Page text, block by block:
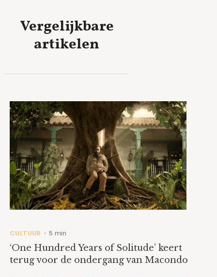
Vergelijkbare
artikelen
CULTUUR • 5 min
‘One Hundred Years of Solitude’ keert
terug voor de ondergang van Macondo